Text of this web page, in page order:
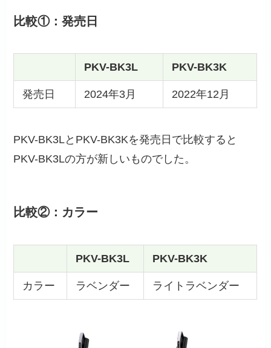
比較①：発売日
PKV-BK3L PKV-BK3K
発売日 2024年3月 2022年12月
PKV-BK3LとPKV-BK3Kを発売日で比較すると
PKV-BK3Lの方が新しいものでした。
比較②：カラー
PKV-BK3L PKV-BK3K
カラー ラベンダー ライトラベンダー